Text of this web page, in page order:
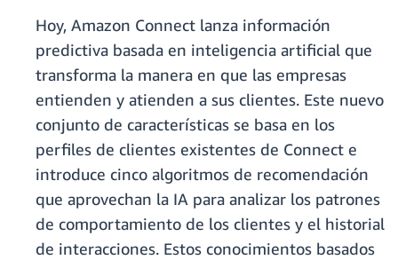
Hoy, Amazon Connect lanza información
predictiva basada en inteligencia artificial que
transforma la manera en que las empresas
entienden y atienden a sus clientes. Este nuevo
conjunto de características se basa en los
perfiles de clientes existentes de Connect e
introduce cinco algoritmos de recomendación
que aprovechan la IA para analizar los patrones
de comportamiento de los clientes y el historial
de interacciones. Estos conocimientos basados